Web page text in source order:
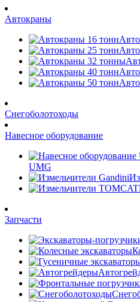
Автокраны
Снегоболотоходы
Навесное оборудование
UMG
Запчасти